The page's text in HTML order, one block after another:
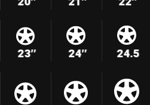
23″ 24″ 24.5